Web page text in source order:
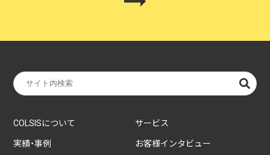
COLSISについて サービス
実績・事例 お客様インタビュー